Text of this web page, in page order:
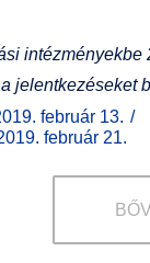
intézményekbe
jelentkezéseket
február 13.
február 21.